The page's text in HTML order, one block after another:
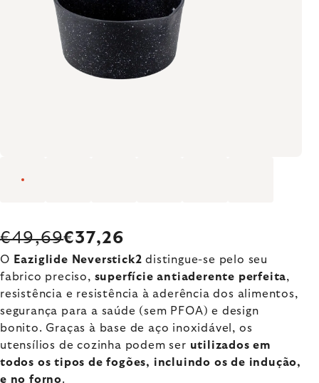
€49,69€37,26
O Eaziglide Neverstick2 distingue-se pelo seu
fabrico preciso, superfície antiaderente perfeita,
resistência e resistência à aderência dos alimentos,
segurança para a saúde (sem PFOA) e design
bonito. Graças à base de aço inoxidável, os
utensílios de cozinha podem ser utilizados em
todos os tipos de fogões, incluindo os de indução,
e no forno.